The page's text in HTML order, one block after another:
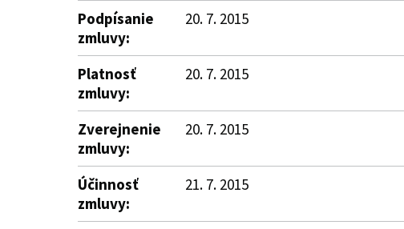
Podpísanie
zmluvy:
20. 7. 2015
Platnosť
zmluvy:
20. 7. 2015
Zverejnenie
zmluvy:
20. 7. 2015
Účinnosť
zmluvy:
21. 7. 2015